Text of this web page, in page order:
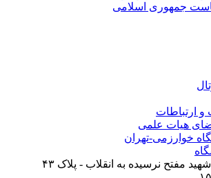
جمهوری اسلامی
ارتباطات
هیات علمی
خوارزمی-تهران
مفتح نرسیده به انقلاب - پلاک ۴۳